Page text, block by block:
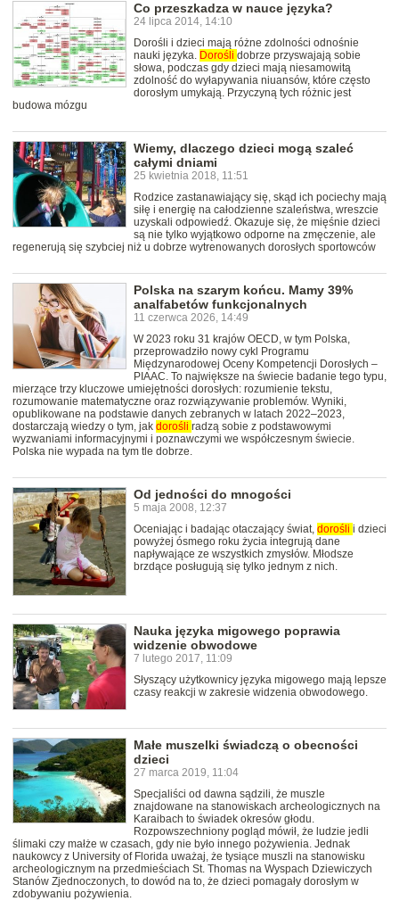
Co przeszkadza w nauce języka?
24 lipca 2014, 14:10
Dorośli i dzieci mają różne zdolności odnośnie
nauki języka. Dorośli dobrze przyswajają sobie
słowa, podczas gdy dzieci mają niesamowitą
zdolność do wyłapywania niuansów, które często
dorosłym umykają. Przyczyną tych różnic jest
budowa mózgu
Wiemy, dlaczego dzieci mogą szaleć
całymi dniami
25 kwietnia 2018, 11:51
Rodzice zastanawiający się, skąd ich pociechy mają
siłę i energię na całodzienne szaleństwa, wreszcie
uzyskali odpowiedź. Okazuje się, że mięśnie dzieci
są nie tylko wyjątkowo odporne na zmęczenie, ale
regenerują się szybciej niż u dobrze wytrenowanych dorosłych sportowców
Polska na szarym końcu. Mamy 39%
analfabetów funkcjonalnych
11 czerwca 2026, 14:49
W 2023 roku 31 krajów OECD, w tym Polska,
przeprowadziło nowy cykl Programu
Międzynarodowej Oceny Kompetencji Dorosłych –
PIAAC. To największe na świecie badanie tego typu,
mierzące trzy kluczowe umiejętności dorosłych: rozumienie tekstu,
rozumowanie matematyczne oraz rozwiązywanie problemów. Wyniki,
opublikowane na podstawie danych zebranych w latach 2022–2023,
dostarczają wiedzy o tym, jak dorośli radzą sobie z podstawowymi
wyzwaniami informacyjnymi i poznawczymi we współczesnym świecie.
Polska nie wypada na tym tle dobrze.
Od jedności do mnogości
5 maja 2008, 12:37
Oceniając i badając otaczający świat, dorośli i dzieci
powyżej ósmego roku życia integrują dane
napływające ze wszystkich zmysłów. Młodsze
brzdące posługują się tylko jednym z nich.
Nauka języka migowego poprawia
widzenie obwodowe
7 lutego 2017, 11:09
Słyszący użytkownicy języka migowego mają lepsze
czasy reakcji w zakresie widzenia obwodowego.
Małe muszelki świadczą o obecności
dzieci
27 marca 2019, 11:04
Specjaliści od dawna sądzili, że muszle
znajdowane na stanowiskach archeologicznych na
Karaibach to świadek okresów głodu.
Rozpowszechniony pogląd mówił, że ludzie jedli
ślimaki czy małże w czasach, gdy nie było innego pożywienia. Jednak
naukowcy z University of Florida uważaj, że tysiące muszli na stanowisku
archeologicznym na przedmieściach St. Thomas na Wyspach Dziewiczych
Stanów Zjednoczonych, to dowód na to, że dzieci pomagały dorosłym w
zdobywaniu pożywienia.